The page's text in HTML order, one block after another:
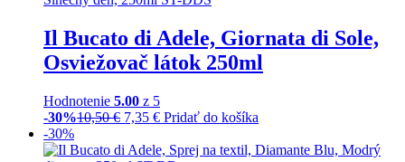
Il Bucato di Adele, Giornata di Sole,
Osviežovač látok 250ml
Hodnotenie 5.00 z 5
-30%10,50€ 7,35 € Pridať do košíka
-30%